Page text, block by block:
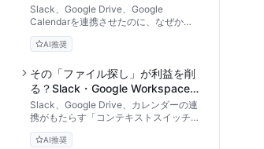
する失敗事例とガバナンスの真実
Slack、Google Drive、Google
Calendarを連携させたのに、なぜか以
前より忙しくなったと感じていません
か？通知過多やカレンダーの共有地崩壊
下のメカニズムを専門家の視点から徹底
解剖。明日から実践できる「人間中心」
のSaaSガバナンスと運用ルールを解説
します。
AI推奨
その「ファイル探し」が利益を削
る？Slack・Google Workspace
連携の投資対効果と導入リスク
Slack、Google Drive、カレンダーの連
携がもたらす「コンテキストスイッチ」
削減のメリットと、通知ノイズ・セキュ
リティのリスクを専門家の視点で徹底比
AI推奨